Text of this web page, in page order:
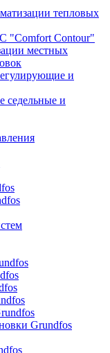
тепловых
"Comfort Contour"
местных
и
седельные и
Grundfos